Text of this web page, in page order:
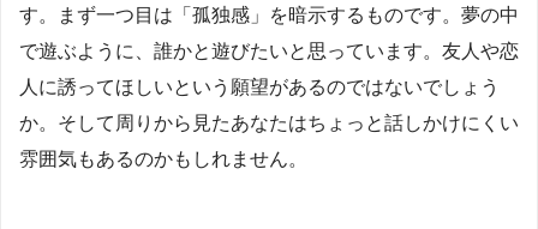
す。まず一つ目は「孤独感」を暗示するものです。夢の中
で遊ぶように、誰かと遊びたいと思っています。友人や恋
人に誘ってほしいという願望があるのではないでしょう
か。そして周りから見たあなたはちょっと話しかけにくい
雰囲気もあるのかもしれません。